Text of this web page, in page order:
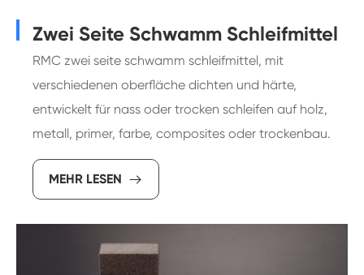
Zwei Seite Schwamm Schleifmittel
RMC zwei seite schwamm schleifmittel, mit
verschiedenen oberfläche dichten und härte,
entwickelt für nass oder trocken schleifen auf holz,
metall, primer, farbe, composites oder trockenbau.
MEHR LESEN 